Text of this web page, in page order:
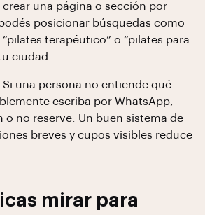
una página o sección por
posicionar búsquedas como
terapéutico” o “pilates para
ciudad.
Si una persona no entiende qué
escriba por WhatsApp,
o no reserve. Un buen sistema de
breves y cupos visibles reduce
mirar para